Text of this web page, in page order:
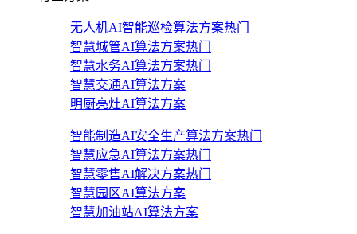
无人机AI智能巡检算法方案热门
智慧城管AI算法方案热门
智慧水务AI算法方案热门
智慧交通AI算法方案
明厨亮灶AI算法方案
智能制造AI安全生产算法方案热门
智慧应急AI算法方案热门
智慧零售AI解决方案热门
智慧园区AI算法方案
智慧加油站AI算法方案